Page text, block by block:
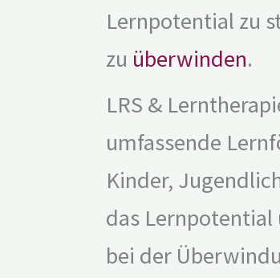
Lernpotential zu
zu überwinden.
LRS &
umfassende
Kinder,
das Lernpotential
bei der